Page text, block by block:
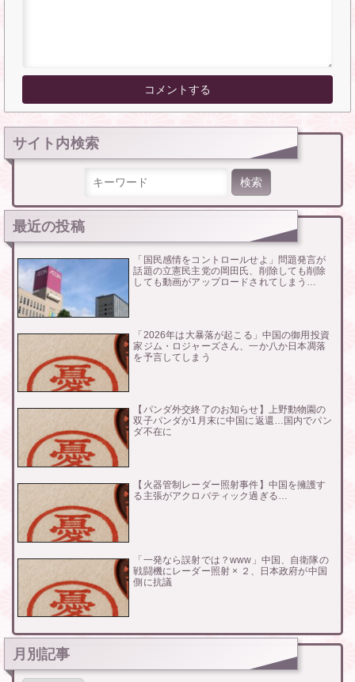
サイト内検索
最近の投稿
「国民感情をコントロールせよ」問題発言が
話題の立憲民主党の岡田氏、削除しても削除
しても動画がアップロードされてしまう…
「2026年は大暴落が起こる」中国の御用投資
家ジム・ロジャーズさん、一か八か日本凋落
を予言してしまう
【パンダ外交終了のお知らせ】上野動物園の
双子パンダが1月末に中国に返還…国内でパン
ダ不在に
【火器管制レーダー照射事件】中国を擁護す
る主張がアクロバティック過ぎる…
「一発なら誤射では？www」中国、自衛隊の
戦闘機にレーダー照射 × ２、日本政府が中国
側に抗議
月別記事
月